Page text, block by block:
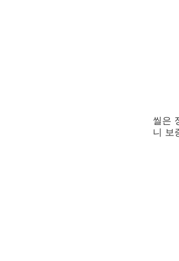
씰은
니 보